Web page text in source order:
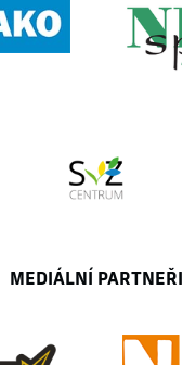
MEDIÁLNÍ PARTNEŘI